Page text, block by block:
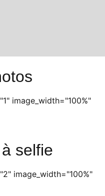
image_width="100%"
selfie
image_width="100%"